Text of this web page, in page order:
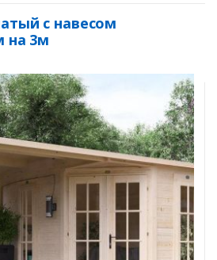
с навесом
на 3м